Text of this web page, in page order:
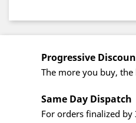
Progressive
The more you buy,
Same Day Dispatch
For orders finalized by